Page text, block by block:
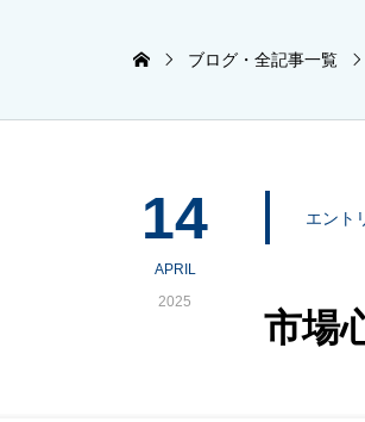
ブログ・全記事一覧
14
APRIL
2025
エント
市場